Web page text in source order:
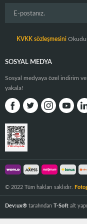
KVKK sözleşmesini
SOSYAL MEDYA
Sosyal medyaya özel indirim
yakala!
© 2022 Tüm hakları saklıdır.
Dev:ux® tarafından T-Soft alt